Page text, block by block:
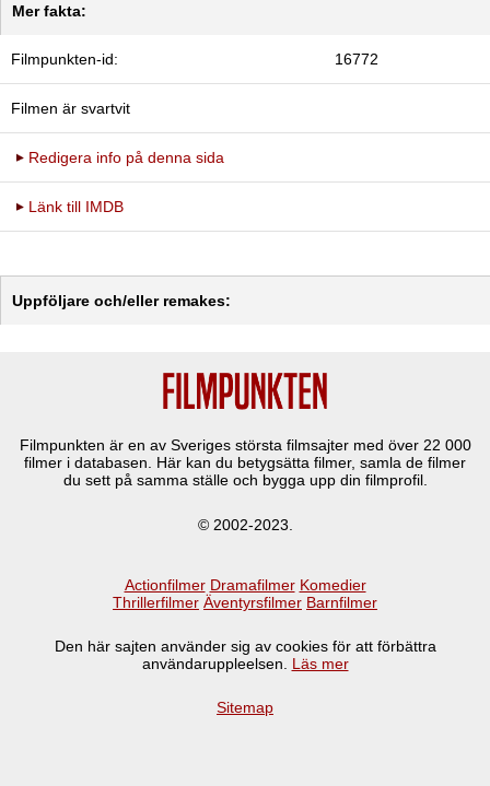
Mer fakta:
Filmpunkten-id: 16772
Filmen är svartvit
Redigera info på denna sida
Länk till IMDB
Uppföljare och/eller remakes:
Filmpunkten är en av Sveriges största filmsajter med över 22 000
filmer i databasen. Här kan du betygsätta filmer, samla de filmer
du sett på samma ställe och bygga upp din filmprofil.
© 2002-2023.
Actionfilmer Dramafilmer Komedier
Thrillerfilmer Äventyrsfilmer Barnfilmer
Den här sajten använder sig av cookies för att förbättra
användaruppleelsen. Läs mer
Sitemap